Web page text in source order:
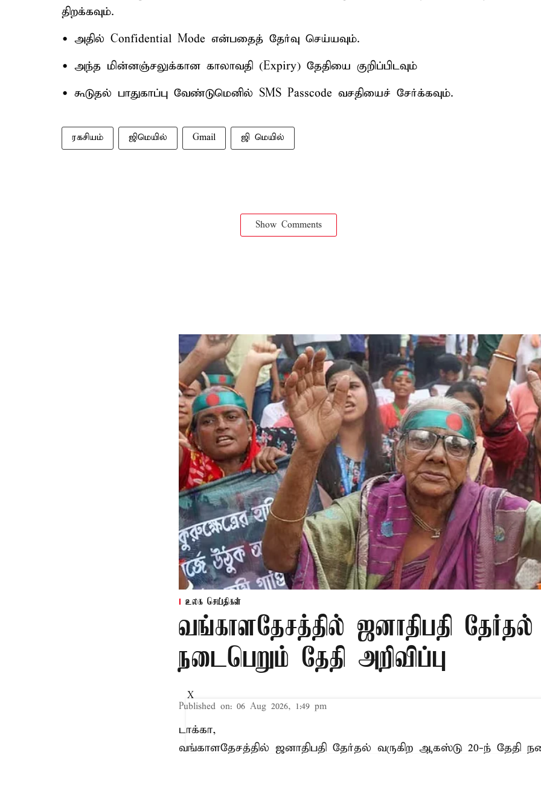
திறக்கவும்.
• அதில் Confidential Mode என்பதைத் தேர்வு செய்யவும்.
• அந்த மின்னஞ்சலுக்கான காலாவதி (Expiry) தேதியை குறிப்பிடவும்
• கூடுதல் பாதுகாப்பு வேண்டுமெனில் SMS Passcode வசதியைச் சேர்க்கவும்.
ரகசியம் ஜிமெயில் Gmail ஜி மெயில்
Show Comments
உலக செய்திகள்
வங்காளதேசத்தில் ஜனாதிபதி தேர்தல்
நடைபெறும் தேதி அறிவிப்பு
Published on: 06 Aug 2026, 1:49 pm
டாக்கா,
வங்காளதேசத்தில் ஜனாதிபதி தேர்தல் வருகிற ஆகஸ்டு 20-ந் தேதி
X